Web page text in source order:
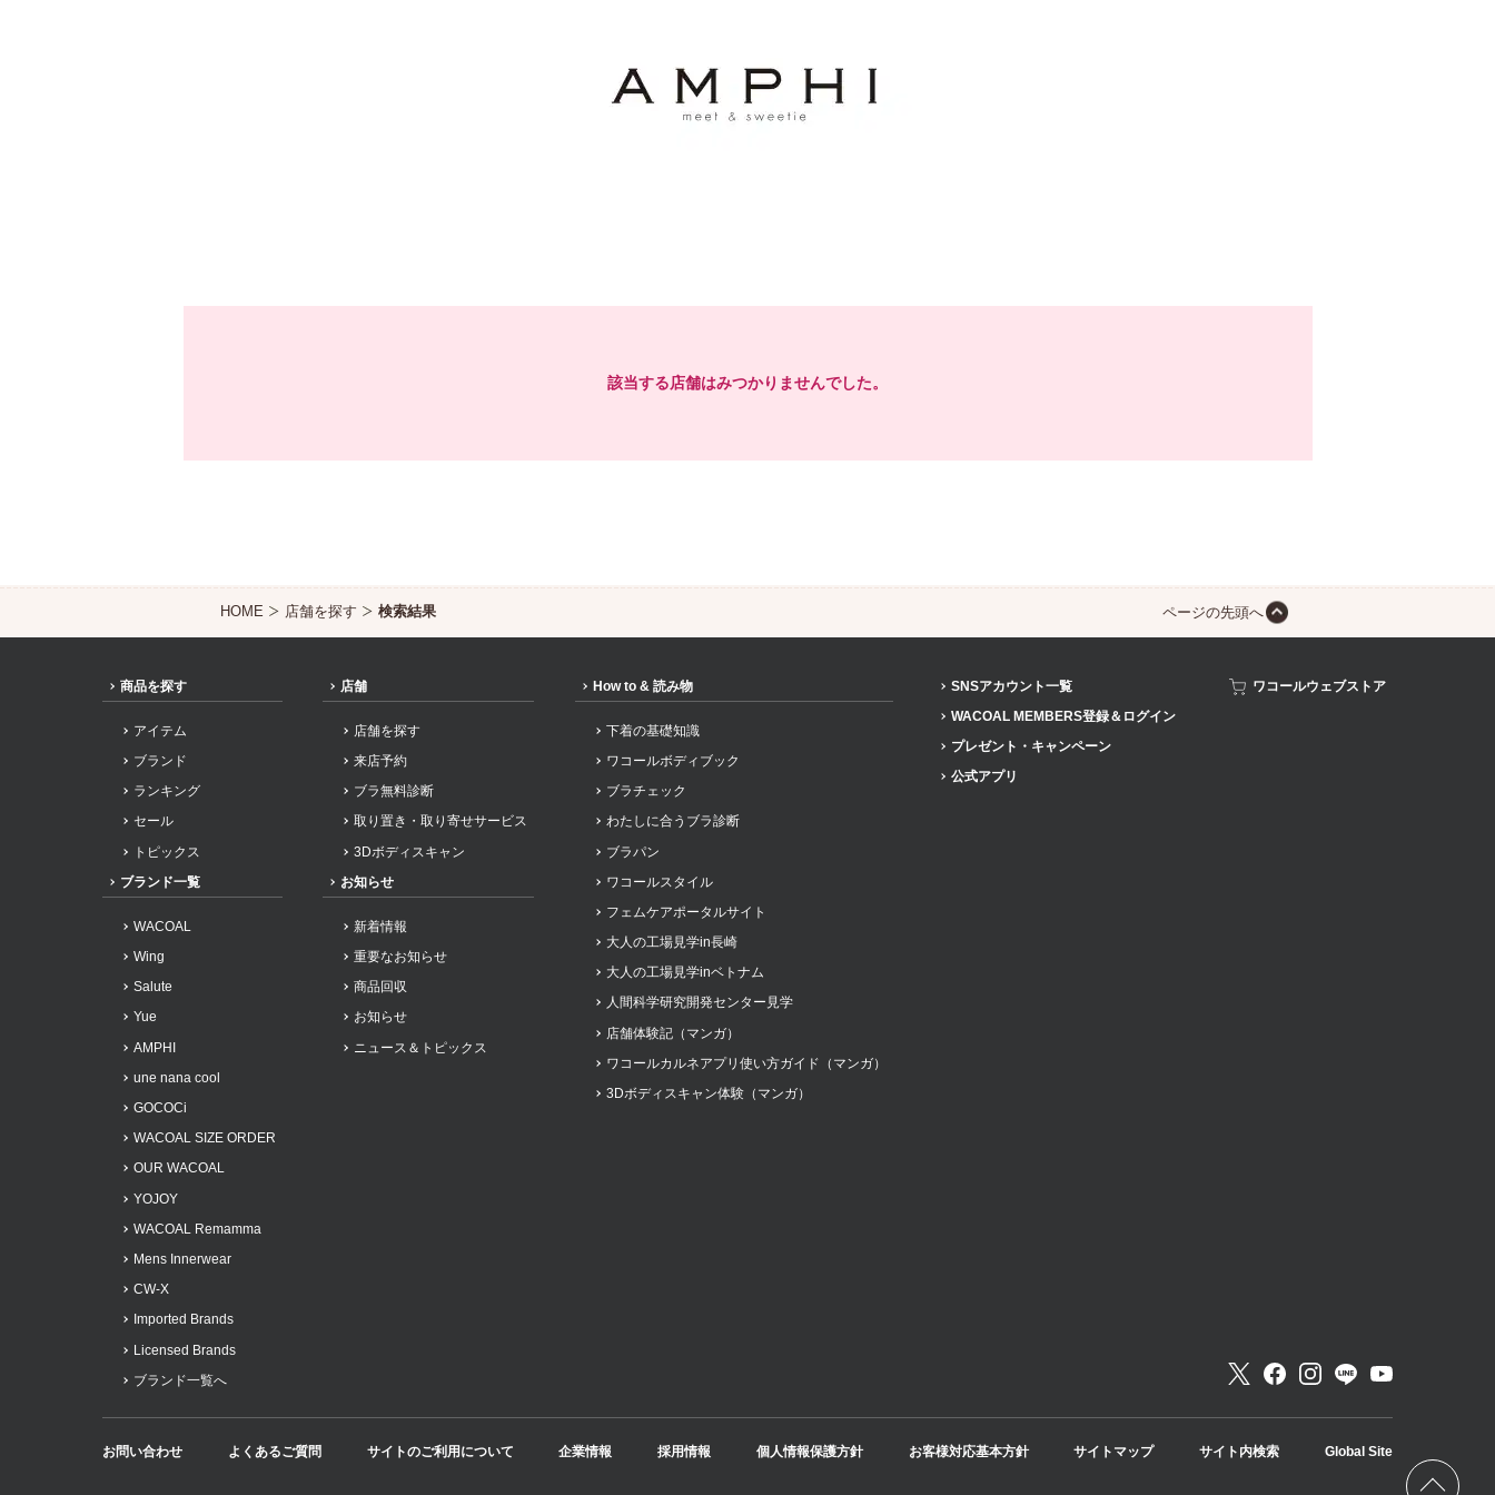
該当する店舗はみつかりませんでした。
HOME 店舗を探す 検索結果 ページの先頭へ
商品を探す
アイテム
ブランド
ランキング
セール
トピックス
ブランド一覧
WACOAL
Wing
Salute
Yue
AMPHI
une nana cool
GOCOCi
WACOAL SIZE ORDER
OUR WACOAL
YOJOY
WACOAL Remamma
Mens Innerwear
CW-X
Imported Brands
Licensed Brands
ブランド一覧へ
店舗
店舗を探す
来店予約
ブラ無料診断
取り置き・取り寄せサービス
3Dボディスキャン
お知らせ
新着情報
重要なお知らせ
商品回収
お知らせ
ニュース＆トピックス
How to & 読み物
下着の基礎知識
ワコールボディブック
ブラチェック
わたしに合うブラ診断
ブラパン
ワコールスタイル
フェムケアポータルサイト
大人の工場見学in長崎
大人の工場見学inベトナム
人間科学研究開発センター見学
店舗体験記（マンガ）
ワコールカルネアプリ使い方ガイド（マンガ）
3Dボディスキャン体験（マンガ）
SNSアカウント一覧
WACOAL MEMBERS登録＆ログイン
プレゼント・キャンペーン
公式アプリ
ワコールウェブストア
お問い合わせ よくあるご質問 サイトのご利用について 企業情報 採用情報 個人情報保護方針 お客様対応基本方針 サイトマップ サイト内検索 Global Site